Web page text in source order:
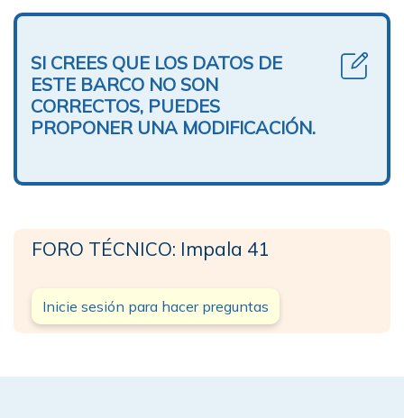
SI CREES QUE LOS DATOS DE
ESTE BARCO NO SON
CORRECTOS, PUEDES
PROPONER UNA MODIFICACIÓN.
FORO TÉCNICO: Impala 41
Inicie sesión para hacer preguntas